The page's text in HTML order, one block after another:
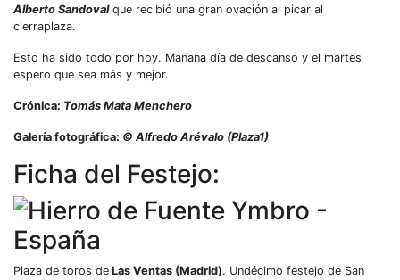
Alberto Sandoval que recibió una gran ovación al picar al
cierraplaza.
Esto ha sido todo por hoy. Mañana día de descanso y el martes
espero que sea más y mejor.
Crónica: Tomás Mata Menchero
Galería fotográfica: © Alfredo Arévalo (Plaza1)
Ficha del Festejo:
Plaza de toros de Las Ventas (Madrid). Undécimo festejo de San